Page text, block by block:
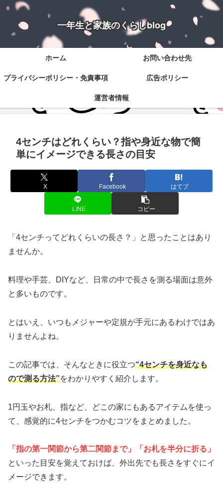
一年生と家族のくらしblog
ホーム お問い合わせ先
プライバシーポリシー・免責事項 広告ポリシー
運営者情報
4センチはどれくらい？指や身近な物で簡
単にイメージできる長さの目安
X Facebook はてブ
LINE コピー
「4センチってどれくらいの長さ？」と思ったことはあり
ませんか。
料理や手芸、DIYなど、日常の中で長さを測る場面は意外
と多いものです。
とはいえ、いつもメジャーや定規が手元にあるわけではあ
りませんよね。
この記事では、そんなときに役立つ“4センチを身近なも
ので測る方法”をわかりやすく紹介します。
1円玉やお札、指など、どこの家にもあるアイテムを使っ
て、感覚的に4センチをつかむコツをまとめました。
「指の第一関節から第二関節まで」「お札を半分に折る」
といった目安を覚えておけば、外出先でも長さをすぐにイ
メージできます。